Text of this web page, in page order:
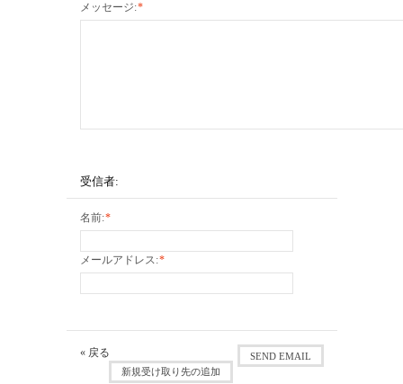
*
メッセージ:
受信者:
*
名前:
*
メールアドレス:
« 戻る
SEND EMAIL
新規受け取り先の追加